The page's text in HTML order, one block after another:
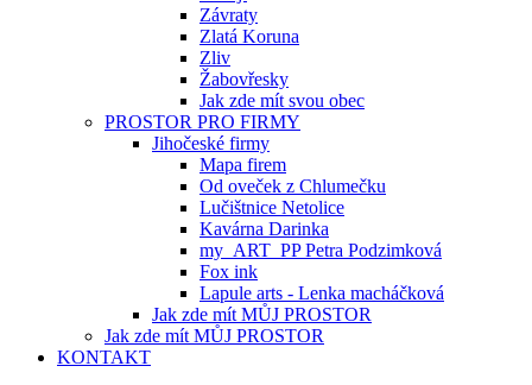
Závraty
Zlatá Koruna
Zliv
Žabovřesky
Jak zde mít svou obec
PROSTOR PRO FIRMY
Jihočeské firmy
Mapa firem
Od oveček z Chlumečku
Lučištnice Netolice
Kavárna Darinka
my_ART_PP Petra Podzimková
Fox ink
Lapule arts - Lenka macháčková
Jak zde mít MŮJ PROSTOR
Jak zde mít MŮJ PROSTOR
KONTAKT